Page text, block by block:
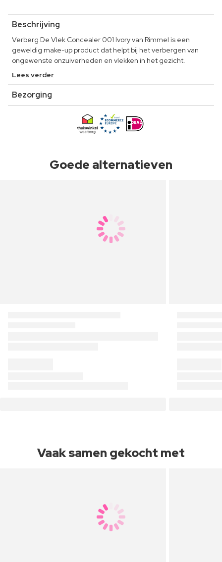
Beschrijving
Verberg De Vlek Concealer 001 Ivory van Rimmel is een
geweldig make-up product dat helpt bij het verbergen van
ongewenste onzuiverheden en vlekken in het gezicht.
Lees verder
Bezorging
Goede alternatieven
Vaak samen gekocht met